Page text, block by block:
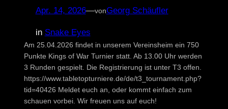
Apr. 14, 2026—vonGeorg Schäufler
in Snake Eyes
Am 25.04.2026 findet in unserem Vereinsheim ein 750
Punkte Kings of War Turnier statt. Ab 13.00 Uhr werden
3 Runden gespielt. Die Registrierung ist unter T3 offen.
https://www.tabletopturniere.de/de/t3_tournament.php?
tid=40426 Meldet euch an, oder kommt einfach zum
schauen vorbei. Wir freuen uns auf euch!